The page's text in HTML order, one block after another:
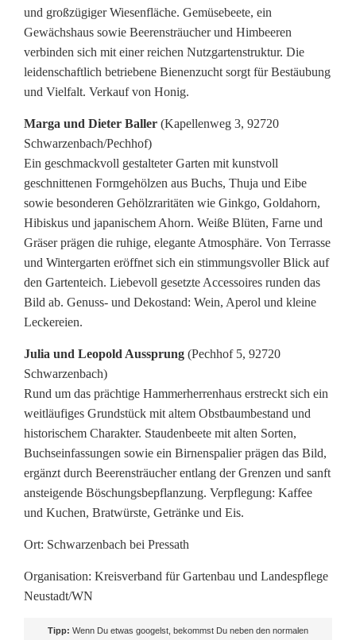
und großzügiger Wiesenfläche. Gemüsebeete, ein
Gewächshaus sowie Beerensträucher und Himbeeren
verbinden sich mit einer reichen Nutzgartenstruktur. Die
leidenschaftlich betriebene Bienenzucht sorgt für Bestäubung
und Vielfalt. Verkauf von Honig.
Marga und Dieter Baller (Kapellenweg 3, 92720
Schwarzenbach/Pechhof)
Ein geschmackvoll gestalteter Garten mit kunstvoll
geschnittenen Formgehölzen aus Buchs, Thuja und Eibe
sowie besonderen Gehölzraritäten wie Ginkgo, Goldahorn,
Hibiskus und japanischem Ahorn. Weiße Blüten, Farne und
Gräser prägen die ruhige, elegante Atmosphäre. Von Terrasse
und Wintergarten eröffnet sich ein stimmungsvoller Blick auf
den Gartenteich. Liebevoll gesetzte Accessoires runden das
Bild ab. Genuss- und Dekostand: Wein, Aperol und kleine
Leckereien.
Julia und Leopold Aussprung (Pechhof 5, 92720
Schwarzenbach)
Rund um das prächtige Hammerherrenhaus erstreckt sich ein
weitläufiges Grundstück mit altem Obstbaumbestand und
historischem Charakter. Staudenbeete mit alten Sorten,
Buchseinfassungen sowie ein Birnenspalier prägen das Bild,
ergänzt durch Beerensträucher entlang der Grenzen und sanft
ansteigende Böschungsbepflanzung. Verpflegung: Kaffee
und Kuchen, Bratwürste, Getränke und Eis.
Ort: Schwarzenbach bei Pressath
Organisation: Kreisverband für Gartenbau und Landespflege
Neustadt/WN
Tipp: Wenn Du etwas googelst, bekommst Du neben den normalen